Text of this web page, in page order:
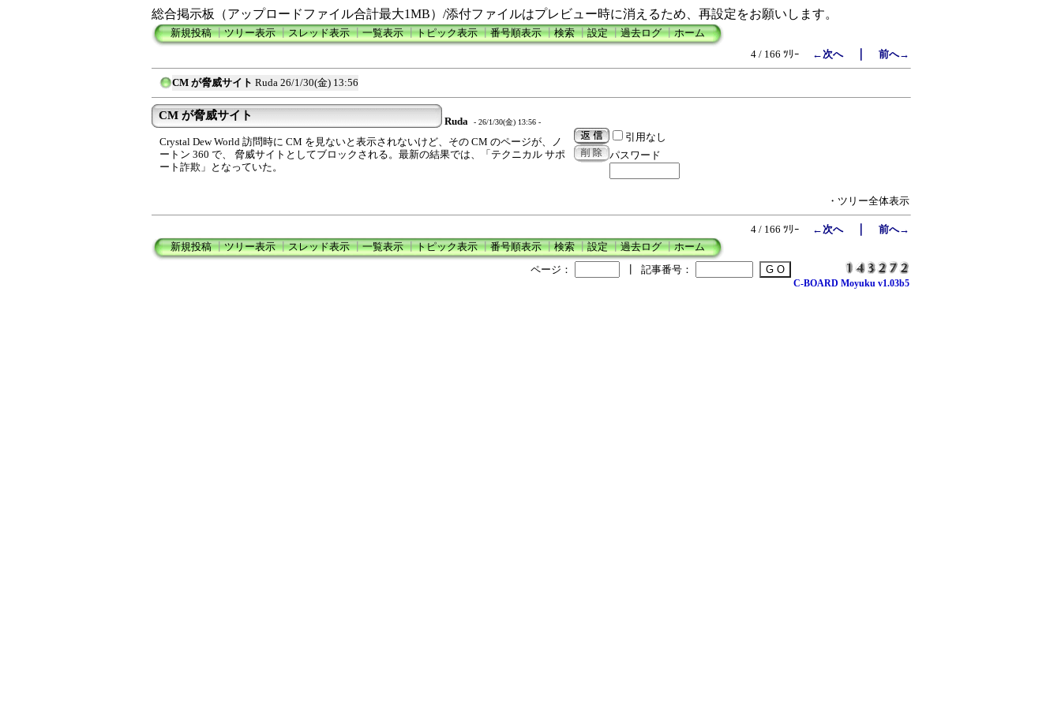
総合掲示板（アップロードファイル合計最大1MB）/添付ファイルはプレビュー時に消えるため、再設定をお願いします。
新規投稿┃ツリー表示┃スレッド表示┃一覧表示┃トピック表示┃番号順表示┃検索┃設定┃過去ログ┃ホーム
4 / 166 ﾂﾘｰ
←次へ｜ 前へ→
CM が脅威サイト Ruda 26/1/30(金) 13:56
CM が脅威サイト Ruda - 26/1/30(金) 13:56 -
Crystal Dew World 訪問時に CM を見ないと表示されないけど、その CM のページが、ノ
ートン 360 で、 脅威サイトとしてブロックされる。最新の結果では、「テクニカル サポ
ート詐欺」となっていた。
引用なし
パスワード
・ツリー全体表示
4 / 166 ﾂﾘｰ ←次へ｜ 前へ→
新規投稿┃ツリー表示┃スレッド表示┃一覧表示┃トピック表示┃番号順表示┃検索┃設定┃過去ログ┃ホーム
ページ：
記事番号：
C-BOARD Moyuku v1.03b5